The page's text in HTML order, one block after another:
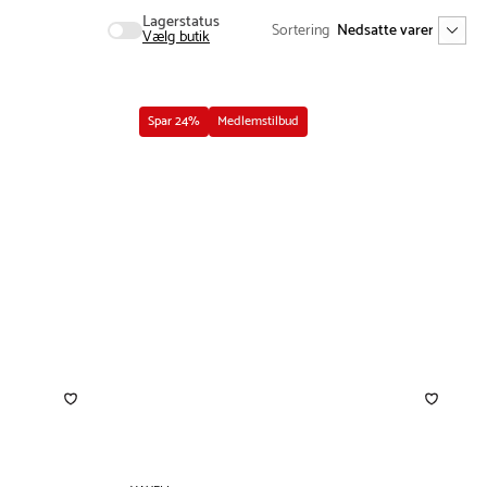
Lagerstatus
Vælg butik Sortering
Spar 24% Medlemstilbud